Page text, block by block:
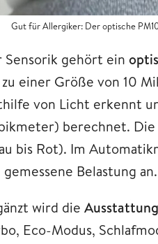
Gut für Allergiker: Der optische
Sensorik gehört ein
einer Größe von 10
von Licht erkennt
berechnet. Die
bis Rot). Im
Belastung an.
wird die Ausstattung
Eco-Modus,